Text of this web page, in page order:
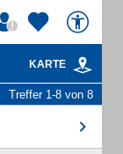
KARTE
Treffer 1-8 von 8